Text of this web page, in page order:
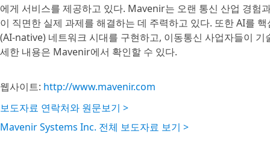
에게 서비스를 제공하고 있다. Mavenir는 오랜 통신 산업 경험
이 직면한 실제 과제를 해결하는 데 주력하고 있다. 또한 AI를
(AI-native) 네트워크 시대를 구현하고, 이동통신 사업자들이
세한 내용은 Mavenir에서 확인할 수 있다.
웹사이트: http://www.mavenir.com
보도자료 연락처와 원문보기 >
Mavenir Systems Inc. 전체 보도자료 보기 >